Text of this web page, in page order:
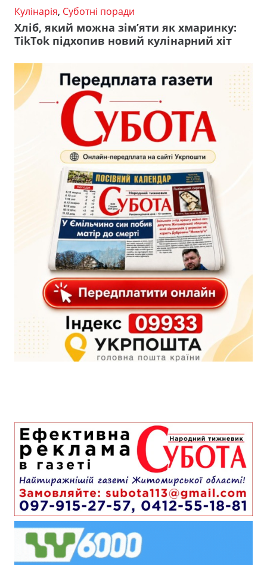
Кулінарія, Суботні поради
Хліб, який можна зім’яти як хмаринку:
TikTok підхопив новий кулінарний хіт